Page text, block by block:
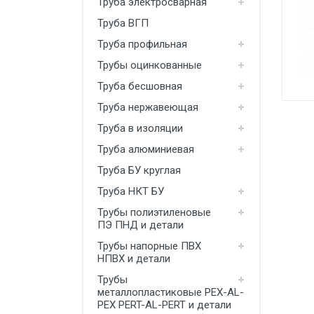
Производство
Штакетник
Черный металлопрокат
Нержавеющий металлопрокат
Детали трубопроводов и
метизы
Запорная арматура
Цветные металлы
Поликарбонат
ЖБИ
Труба ВГП
Труба профильная
Трубы оцинкованные
Труба бесшовная
Труба нержавеющая
Труба в изоляции
Труба алюминиевая
Труба БУ круглая
Труба НКТ БУ
Трубы полиэтиленовые
ПЭ ПНД и детали
Трубы напорные ПВХ
НПВХ и детали
Трубы
металлопластиковые PEX-AL-
PEX PERT-AL-PERT и детали